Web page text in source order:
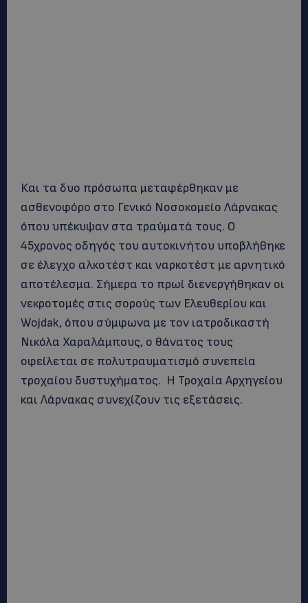
Και τα δυο πρόσωπα μεταφέρθηκαν με
ασθενοφόρο στο Γενικό Νοσοκομείο Λάρνακας
όπου υπέκυψαν στα τραύματά τους. Ο
45χρονος οδηγός του αυτοκινήτου υποβλήθηκε
σε έλεγχο αλκοτέστ και ναρκοτέστ με αρνητικό
αποτέλεσμα. Σήμερα το πρωί διενεργήθηκαν οι
νεκροτομές στις σορούς των Ελευθερίου και
Wojdak, όπου σύμφωνα με τον ιατροδικαστή
Νικόλα Χαραλάμπους, ο θάνατος τους
οφείλεται σε πολυτραυματισμό συνεπεία
τροχαίου δυστυχήματος. Η Τροχαία Αρχηγείου
και Λάρνακας συνεχίζουν τις εξετάσεις.